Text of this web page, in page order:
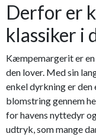
Derfor er
klassiker i
Kæmpemargerit er en
den lover. Med sin
enkel dyrkning er
blomstring gennem
for havens nyttedyr
udtryk, som mange